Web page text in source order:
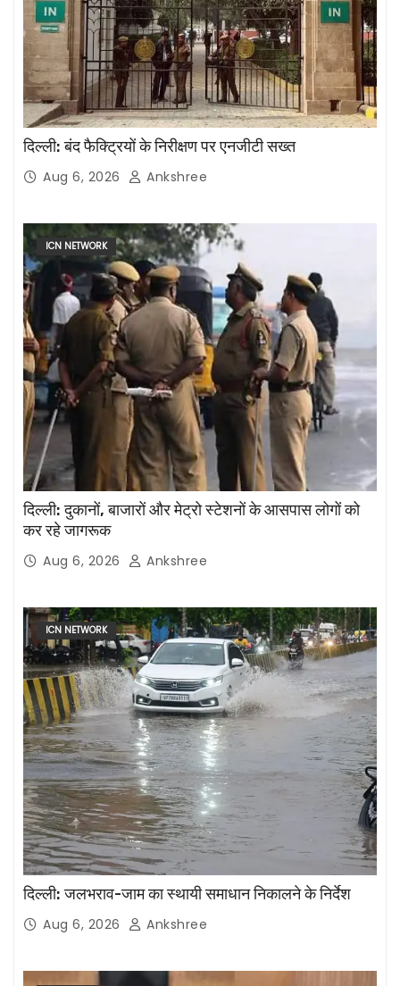
दिल्ली: बंद फैक्ट्रियों के निरीक्षण पर एनजीटी सख्त
Aug 6, 2026 Ankshree
ICN NETWORK
दिल्ली: दुकानों, बाजारों और मेट्रो स्टेशनों के आसपास लोगों को
कर रहे जागरूक
Aug 6, 2026 Ankshree
ICN NETWORK
दिल्ली: जलभराव-जाम का स्थायी समाधान निकालने के निर्देश
Aug 6, 2026 Ankshree